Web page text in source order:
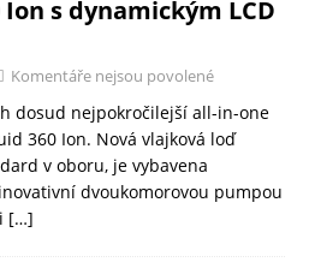
s dynamickým LCD
Komentáře nejsou povolené
dosud nejpokročilejší all-in-one
360 Ion. Nová vlajková loď
v oboru, je vybavena
dvoukomorovou pumpou
[…]